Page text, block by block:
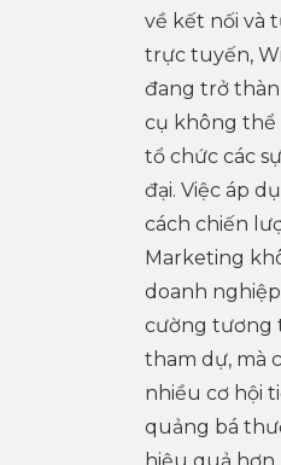
về kết nối và
trực tuyến,
đang trở
cụ không
tổ chức các
đại. Việc áp
cách chiến
Marketing
doanh
cường tương
tham dự, mà
nhiều cơ hội
quảng bá